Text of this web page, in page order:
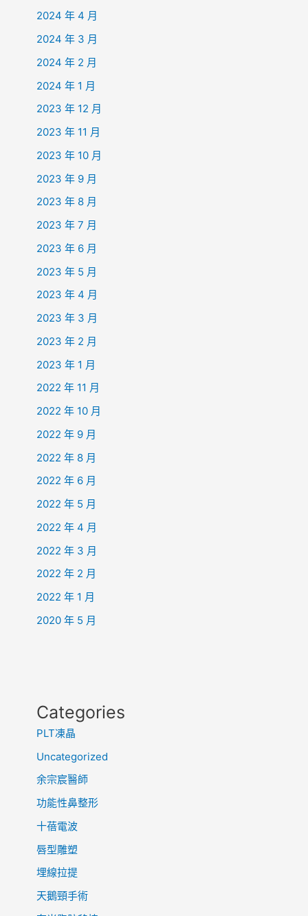
2024 年 4 月
2024 年 3 月
2024 年 2 月
2024 年 1 月
2023 年 12 月
2023 年 11 月
2023 年 10 月
2023 年 9 月
2023 年 8 月
2023 年 7 月
2023 年 6 月
2023 年 5 月
2023 年 4 月
2023 年 3 月
2023 年 2 月
2023 年 1 月
2022 年 11 月
2022 年 10 月
2022 年 9 月
2022 年 8 月
2022 年 6 月
2022 年 5 月
2022 年 4 月
2022 年 3 月
2022 年 2 月
2022 年 1 月
2020 年 5 月
Categories
PLT凍晶
Uncategorized
余宗宸醫師
功能性鼻整形
十蓓電波
唇型雕塑
埋線拉提
天鵝頸手術